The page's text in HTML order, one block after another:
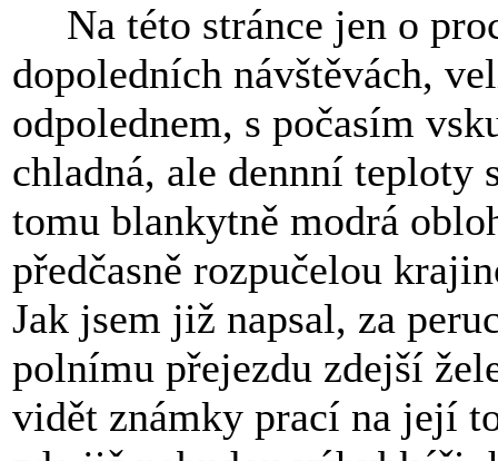
Na této stránce jen o
dopoledních návštěvách,
odpolednem, s počasím
chladná, ale dennní teploty
tomu blankytně modrá
předčasně rozpučelou
Jak jsem již napsal, za
polnímu přejezdu zdejší
vidět známky prací na její